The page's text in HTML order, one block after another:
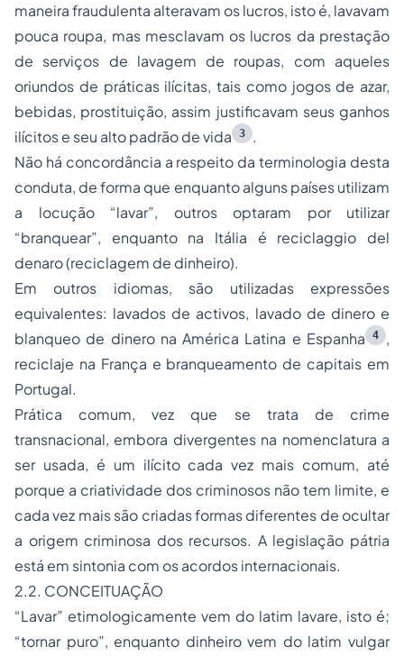
maneira fraudulenta alteravam os lucros, isto é, lavavam
pouca roupa, mas mesclavam os lucros da prestação
de serviços de lavagem de roupas, com aqueles
oriundos de práticas ilícitas, tais como jogos de azar,
bebidas, prostituição, assim justificavam seus ganhos
ilícitos e seu alto padrão de vida
3
.
Não há concordância a respeito da terminologia desta
conduta, de forma que enquanto alguns países utilizam
a locução “lavar”, outros optaram por utilizar
“branquear”, enquanto na Itália é reciclaggio del
denaro(reciclagem de dinheiro).
Em outros idiomas, são utilizadas expressões
equivalentes: lavados de activos, lavado de dineroe
blanqueo de dinero na América Latina e Espanha 4
,
reciclaje na França e branqueamento de capitais em
Portugal.
Prática comum, vez que se trata de crime
transnacional, embora divergentes na nomenclatura a
ser usada, é um ilícito cada vez mais comum, até
porque a criatividade dos criminosos não tem limite, e
cada vez mais são criadas formas diferentes de ocultar
a origem criminosa dos recursos. A legislação pátria
está em sintonia com os acordos internacionais.
2.2. CONCEITUAÇÃO
“Lavar” etimologicamente vem do latim lavare, isto é;
“tornar puro”, enquanto dinheiro vem do latim vulgar